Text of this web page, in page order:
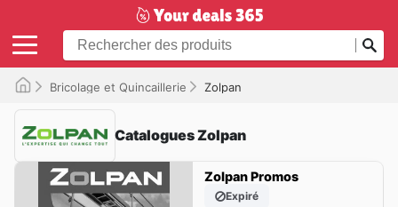
Bricolage et Quincaillerie Zolpan
Catalogues Zolpan
Zolpan Promos
Expiré